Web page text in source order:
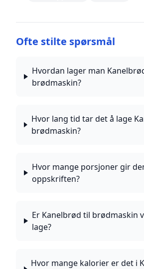
Ofte stilte spørsmål
Hvordan lager man
brødmaskin?
Hvor lang tid tar det å lage
brødmaskin?
Hvor mange porsjoner gir
oppskriften?
Er Kanelbrød til brødmaskin
lage?
Hvor mange kalorier er det i